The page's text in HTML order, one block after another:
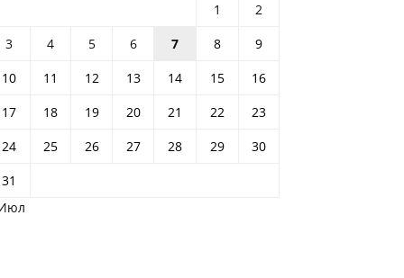
1
2
3
4 5 6 7 8
9
10
11 12 13 14 15
16
17
18 19 20 21 22
23
24
25 26 27 28 29
30
31